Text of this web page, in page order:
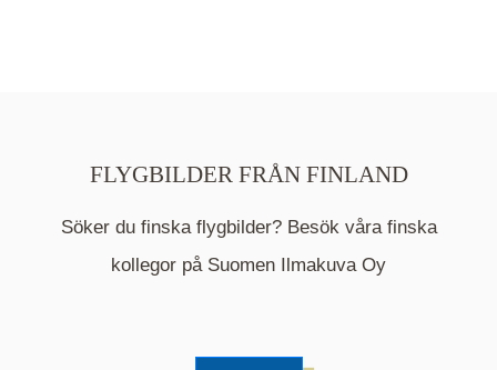
Mappen är en medelpunkt över fotat område och
kommer nu visa de fastigheter som finns just här.
FLYGBILDER FRÅN FINLAND
Söker du finska flygbilder? Besök våra finska
kollegor på Suomen Ilmakuva Oy